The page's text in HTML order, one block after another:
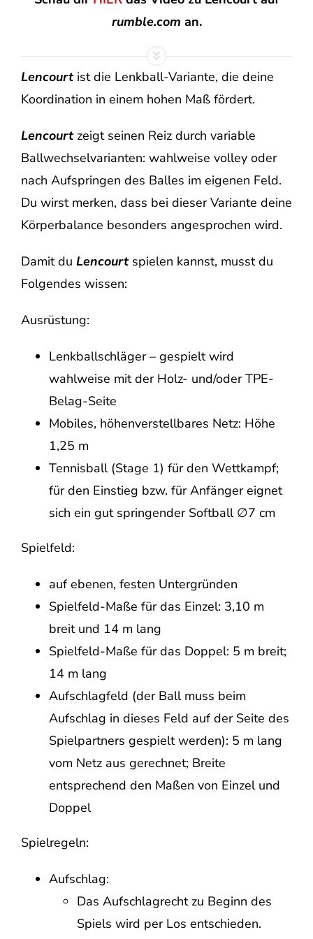
rumble.com an.
Lencourt ist die Lenkball-Variante, die deine
Koordination in einem hohen Maß fördert.
Lencourtzeigt seinen Reiz durch variable
Ballwechselvarianten: wahlweise volley oder
nach Aufspringen des Balles im eigenen Feld.
Du wirst merken, dass bei dieser Variante deine
Körperbalance besonders angesprochen wird.
Damit du Lencourt spielen kannst, musst du
Folgendes wissen:
Ausrüstung:
Lenkballschläger – gespielt wird
wahlweise mit der Holz- und/oder TPE-
Belag-Seite
Mobiles, höhenverstellbares Netz: Höhe
1,25 m
Tennisball (Stage 1) für den Wettkampf;
für den Einstieg bzw. für Anfänger eignet
sich ein gut springender Softball ∅7 cm
Spielfeld:
auf ebenen, festen Untergründen
Spielfeld-Maße für das Einzel: 3,10 m
breit und 14 m lang
Spielfeld-Maße für das Doppel: 5 m breit;
14 m lang
Aufschlagfeld (der Ball muss beim
Aufschlag in dieses Feld auf der Seite des
Spielpartners gespielt werden): 5 m lang
vom Netz aus gerechnet; Breite
entsprechend den Maßen von Einzel und
Doppel
Spielregeln:
Aufschlag:
Das Aufschlagrecht zu Beginn des
Spiels wird per Los entschieden.